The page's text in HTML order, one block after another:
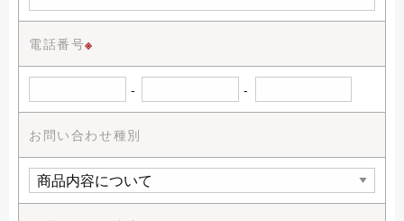
電話番号※
- -
お問い合わせ種別